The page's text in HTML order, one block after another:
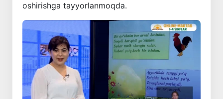
oshirishga tayyorlanmoqda.